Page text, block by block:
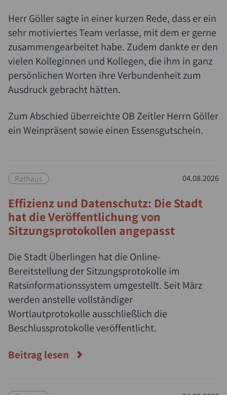
Herr Göller sagte in einer kurzen Rede, dass er ein
sehr motiviertes Team verlasse, mit dem er gerne
zusammengearbeitet habe. Zudem dankte er den
vielen Kolleginnen und Kollegen, die ihm in ganz
persönlichen Worten ihre Verbundenheit zum
Ausdruck gebracht hätten.
Zum Abschied überreichte OB Zeitler Herrn Göller
ein Weinpräsent sowie einen Essensgutschein.
Rathaus 04.08.2026
Effizienz und Datenschutz: Die Stadt
hat die Veröffentlichung von
Sitzungsprotokollen angepasst
Die Stadt Überlingen hat die Online-
Bereitstellung der Sitzungsprotokolle im
Ratsinformationssystem umgestellt. Seit März
werden anstelle vollständiger
Wortlautprotokolle ausschließlich die
Beschlussprotokolle veröffentlicht.
Beitrag lesen
Suche